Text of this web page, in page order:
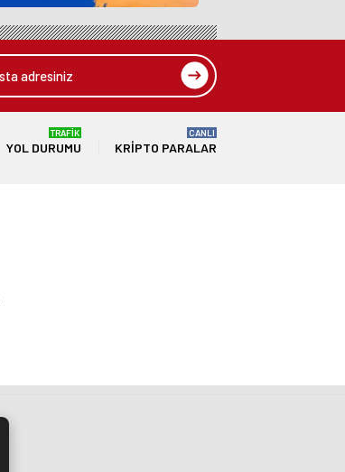
YOL DURUMU
TRAFİK
KRIPTO PARALAR
CANLI